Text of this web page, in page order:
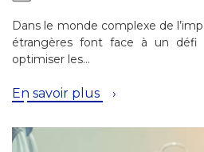
Dans le monde complexe de
étrangères font face à un défi
optimiser les…
En savoir plus